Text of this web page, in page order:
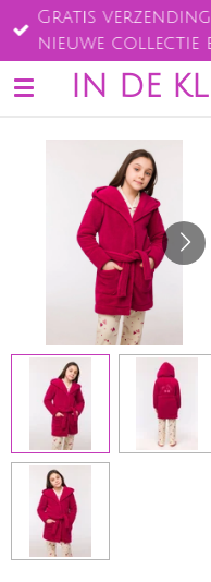
Ga
direct
naar
de
IN DE
Gratis
nieuwe collectie